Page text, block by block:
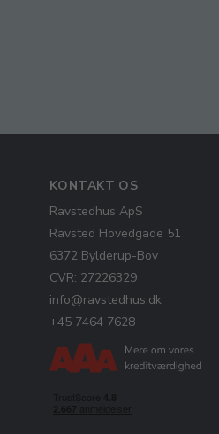
KONTAKT OS
Ravstedhus ApS
Ravsted Hovedgade 51
6372 Bylderup-Bov
CVR: 27226329
info@ravstedhus.dk
+45 7464 7628